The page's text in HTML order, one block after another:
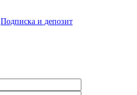
Подписка и депозит